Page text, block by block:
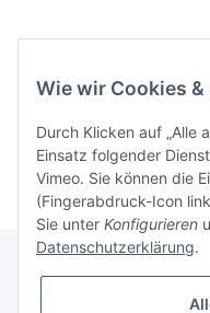
Brotteller 18 cm
25,00 CHF*
Wie wir Cookies &
Durch Klicken auf „Alle
Einsatz folgender
Vimeo. Sie können die
(Fingerabdruck-Icon
Sie unter Konfigurieren
Datenschutzerklärung.